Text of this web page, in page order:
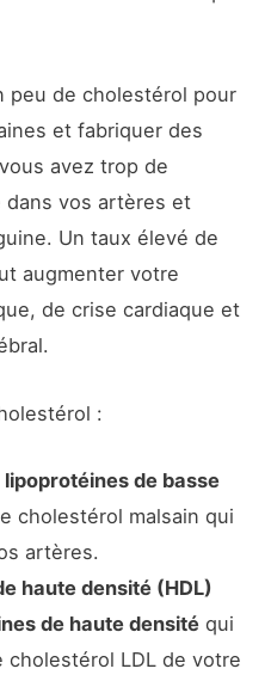
peu de cholestérol pour
et fabriquer des
avez trop de
dans vos artères et
Un taux élevé de
augmenter votre
de crise cardiaque et
:
lipoprotéines de basse
cholestérol malsain qui
artères.
haute densité (HDL)
de haute densitéqui
cholestérol LDL de votre